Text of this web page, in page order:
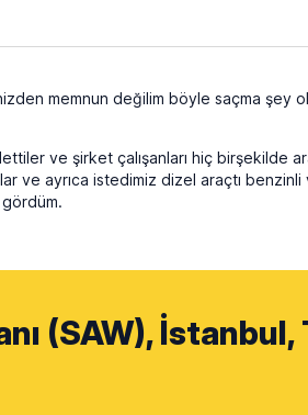
memnun değilim böyle saçma şey
ve şirket çalışanları hiç birşekilde
ve ayrıca istedimiz dizel araçtı
(SAW), İstanbul,